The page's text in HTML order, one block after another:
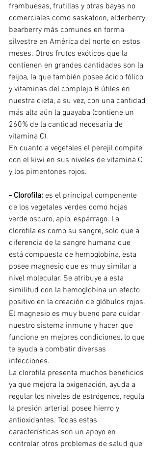
frambuesas, frutillas y otras bayas no
comerciales como saskatoon, elderberry,
bearberry más comunes en forma
silvestre en América del norte en estos
meses. Otros frutos exóticos que la
contienen en grandes cantidades son la
feijoa, la que también posee ácido fólico
y vitaminas del complejo B útiles en
nuestra dieta, a su vez, con una cantidad
más alta aún la guayaba (contiene un
260% de la cantidad necesaria de
vitamina C).
En cuanto a vegetales el perejil compite
con el kiwi en sus niveles de vitamina C
y los pimentones rojos.
- Clorofila: es el principal componente
de los vegetales verdes como hojas
verde oscuro, apio, espárrago. La
clorofila es como su sangre, solo que a
diferencia de la sangre humana que
está compuesta de hemoglobina, esta
posee magnesio que es muy similar a
nivel molecular. Se atribuye a esta
similitud con la hemoglobina un efecto
positivo en la creación de glóbulos rojos.
El magnesio es muy bueno para cuidar
nuestro sistema inmune y hacer que
funcione en mejores condiciones, lo que
te ayuda a combatir diversas
infecciones.
La clorofila presenta muchos beneficios
ya que mejora la oxigenación, ayuda a
regular los niveles de estrógenos, regula
la presión arterial, posee hierro y
antioxidantes. Todas estas
características son un apoyo en
controlar otros problemas de salud que